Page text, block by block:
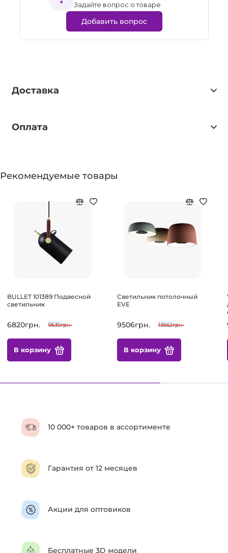
Задайте вопрос о товаре
Добавить вопрос
Доставка
Оплата
Рекомендуемые товары
BULLET 101389 Подвесной
светильник
6820грн. 9530грн.
В корзину
Светильник потолочный
EVE
9506грн. 13662грн.
В корзину
10 000+ товаров в ассортименте
Гарантия от 12 месяцев
Акции для оптовиков
Бесплатные 3D модели